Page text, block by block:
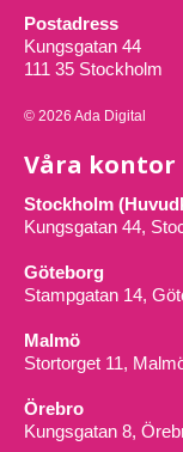
Postadress
Kungsgatan 44
111 35 Stockholm
© 2026 Ada Digital
Våra kontor
Stockholm
Kungsgatan 44,
Göteborg
Stampgatan 14,
Malmö
Stortorget 11,
Örebro
Kungsgatan 8,